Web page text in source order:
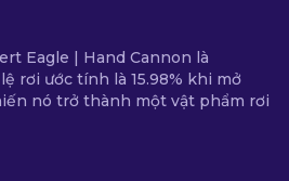
Eagle | Hand Cannon là
rơi ước tính là 15.98% khi mở
nó trở thành một vật phẩm rơi